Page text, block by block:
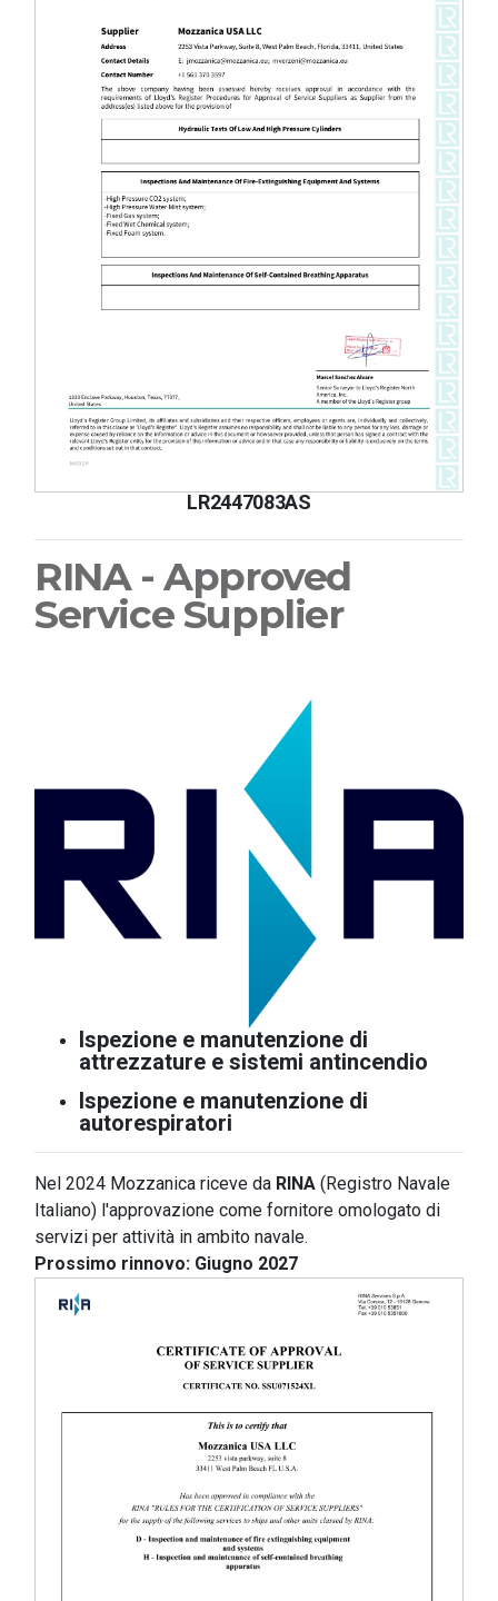
LR2447083AS
RINA - Approved
Service Supplier
Ispezione e manutenzione di
attrezzature e sistemi antincendio
Ispezione e manutenzione di
autorespiratori
Nel 2024 Mozzanica riceve da RINA (Registro Navale
Italiano) l'approvazione come fornitore omologato di
servizi per attività in ambito navale.
Prossimo rinnovo: Giugno 2027